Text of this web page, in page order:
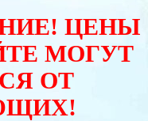
ЦЕНЫ
МОГУТ
ОТ